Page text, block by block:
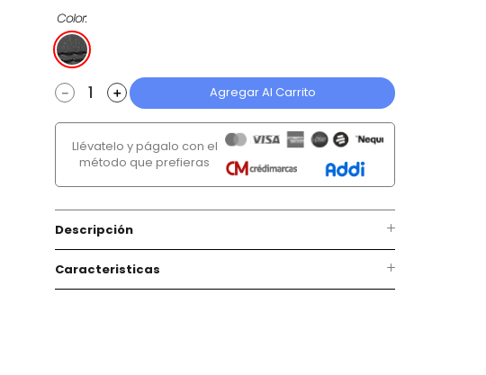
Color
＋
－ Agregar Al Carrito
Llévatelo y págalo con el
método que prefieras
Descripción
Caracteristicas